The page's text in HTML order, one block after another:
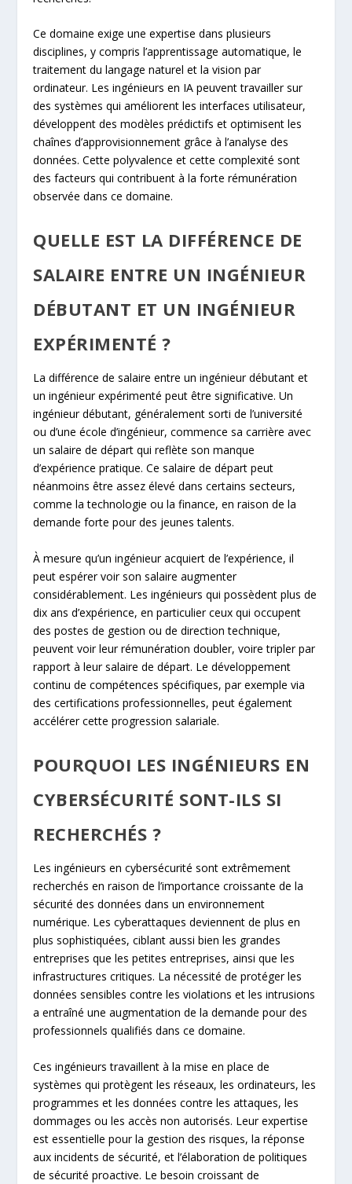
Ce domaine exige une expertise dans plusieurs
disciplines, y compris l’apprentissage automatique, le
traitement du langage naturel et la vision par
ordinateur. Les ingénieurs en IA peuvent travailler sur
des systèmes qui améliorent les interfaces utilisateur,
développent des modèles prédictifs et optimisent les
chaînes d’approvisionnement grâce à l’analyse des
données. Cette polyvalence et cette complexité sont
des facteurs qui contribuent à la forte rémunération
observée dans ce domaine.
QUELLE EST LA DIFFÉRENCE DE
SALAIRE ENTRE UN INGÉNIEUR
DÉBUTANT ET UN INGÉNIEUR
EXPÉRIMENTÉ ?
La différence de salaire entre un ingénieur débutant et
un ingénieur expérimenté peut être significative. Un
ingénieur débutant, généralement sorti de l’université
ou d’une école d’ingénieur, commence sa carrière avec
un salaire de départ qui reflète son manque
d’expérience pratique. Ce salaire de départ peut
néanmoins être assez élevé dans certains secteurs,
comme la technologie ou la finance, en raison de la
demande forte pour des jeunes talents.
À mesure qu’un ingénieur acquiert de l’expérience, il
peut espérer voir son salaire augmenter
considérablement. Les ingénieurs qui possèdent plus de
dix ans d’expérience, en particulier ceux qui occupent
des postes de gestion ou de direction technique,
peuvent voir leur rémunération doubler, voire tripler par
rapport à leur salaire de départ. Le développement
continu de compétences spécifiques, par exemple via
des certifications professionnelles, peut également
accélérer cette progression salariale.
POURQUOI LES INGÉNIEURS EN
CYBERSÉCURITÉ SONT-ILS SI
RECHERCHÉS ?
Les ingénieurs en cybersécurité sont extrêmement
recherchés en raison de l’importance croissante de la
sécurité des données dans un environnement
numérique. Les cyberattaques deviennent de plus en
plus sophistiquées, ciblant aussi bien les grandes
entreprises que les petites entreprises, ainsi que les
infrastructures critiques. La nécessité de protéger les
données sensibles contre les violations et les intrusions
a entraîné une augmentation de la demande pour des
professionnels qualifiés dans ce domaine.
Ces ingénieurs travaillent à la mise en place de
systèmes qui protègent les réseaux, les ordinateurs, les
programmes et les données contre les attaques, les
dommages ou les accès non autorisés. Leur expertise
est essentielle pour la gestion des risques, la réponse
aux incidents de sécurité, et l’élaboration de politiques
de sécurité proactive. Le besoin croissant de